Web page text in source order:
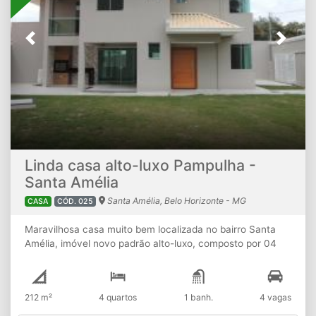
Linda casa alto-luxo Pampulha -
Santa Amélia
CASA CÓD. 025 Santa Amélia, Belo Horizonte - MG
Previous Next
Maravilhosa casa muito bem localizada no bairro Santa
Amélia, imóvel novo padrão alto-luxo, composto por 04
semi-suítes e 01 suíte simples, banheiro social, sala ampla
para dois ambientes com rebaixamento de teto c/ luz de
croíca, lavabo, copa, cozinha com pia e bancada em
granito, lavanderia, amplo quintal gramado com instalação
212 m² 4 quartos 1 banh. 4 vagas